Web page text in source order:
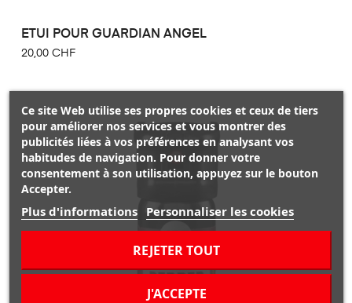
ETUI POUR GUARDIAN ANGEL
20,00 CHF
Ce site Web utilise ses propres cookies et ceux de tiers
pour améliorer nos services et vous montrer des
publicités liées à vos préférences en analysant vos
habitudes de navigation. Pour donner votre
consentement à son utilisation, appuyez sur le bouton
Accepter.
Plus d'informations Personnaliser les cookies
REJETER TOUT
J'ACCEPTE